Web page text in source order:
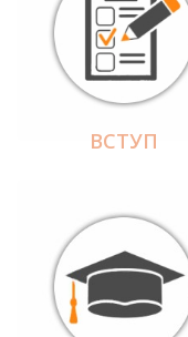
ВСТУП